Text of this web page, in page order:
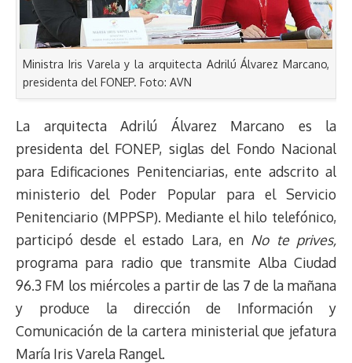
Ministra Iris Varela y la arquitecta Adrilú Álvarez Marcano,
presidenta del FONEP. Foto: AVN
La arquitecta Adrilú Álvarez Marcano es la
presidenta del FONEP, siglas del Fondo Nacional
para Edificaciones Penitenciarias, ente adscrito al
ministerio del Poder Popular para el Servicio
Penitenciario (MPPSP). Mediante el hilo telefónico,
participó desde el estado Lara, enNo te prives,
programa para radio que transmite Alba Ciudad
96.3 FM los miércoles a partir de las 7 de la mañana
y produce la dirección de Información y
Comunicación de la cartera ministerial que jefatura
María Iris Varela Rangel.